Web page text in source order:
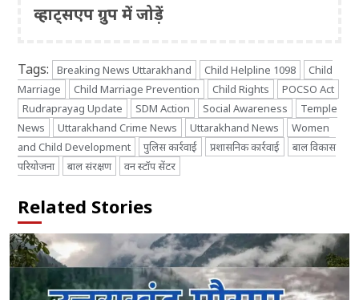
व्हाट्सएप ग्रुप में जोड़ें
Tags: Breaking News Uttarakhand Child Helpline 1098
Child
Marriage
Child Marriage Prevention Child Rights
POCSO Act
Rudraprayag Update
SDM Action Social Awareness
Temple
News
Uttarakhand Crime News Uttarakhand News
Women
and Child Development
पुलिस कार्रवाई प्रशासनिक कार्रवाई
बाल विकास
परियोजना
बाल संरक्षण वन स्टॉप सेंटर
Related Stories